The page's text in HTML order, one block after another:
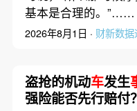
基本是合理的。”……
2026年8月1日 · 财新数
盗抢的机动车发生
强险能否先行赔付？